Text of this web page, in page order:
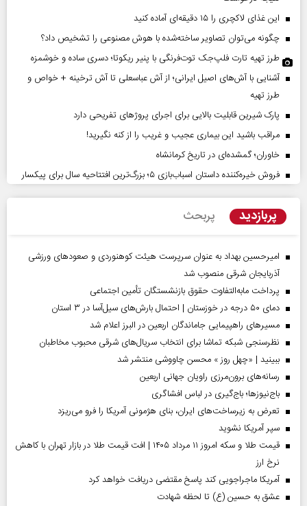
این غذای لاکچری را ۱۵ دقیقه‌ای آماده کنید
چگونه می‌توان تصاویر ساخته‌شده با هوش مصنوعی را تشخیص داد؟
طرز تهیه تارت فلپ‌جک توت‌فرنگی با پنیر ریکوتا؛ دسری ساده و خوشمزه
آشنایی با آش‌های اصیل ایرانی؛ از آش عباسعلی تا آش ترخینه + خواص و
طرز تهیه
پارک شیرین قابلیت‌ بالایی برای اجرای پروژهای تفریحی دارد
مراقب باشید این بیماری عجیب و غریب را از کنه نگیرید!
خاوران؛ گمشده‌ای در تاریخ کرمانشاه
فروش خیره‌کننده داستان اسباب‌بازی ۵؛ بزرگ‌ترین افتتاحیه سال برای پیکسار
پربازدید پربحث
امیرحسین بهداد به عنوان سرپرست هیئت کوهنوردی و صعودهای ورزشی
آذربایجان شرقی منصوب شد
پرداخت مابه‌التفاوت حقوق بازنشستگان تأمین اجتماعی
دمای ۵۰ درجه در خوزستان | احتمال بارش‌های سیل‌آسا در ۳ استان
مسیر‌های راهپیمایی جاماندگان اربعین در البرز اعلام شد
نظرسنجی شبکه تماشا برای انتخاب سریال‌های شرقی محبوب مخاطبان
ببینید | «چهل روز » محسن چاووشی منتشر شد
رسانه‌های برون‌مرزی راویان جهانی اربعین
باج‌نیوزها؛ باج‌گیری در لباس افشاگری
تعرض به زیرساخت‌های ایران، بنای هژمونی آمریکا را فرو می‌ریزد
سپر آمریکا نشوید
قیمت طلا و سکه امروز ۱۱ مرداد ۱۴۰۵ | افت قیمت طلا در بازار تهران با کاهش
نرخ ارز
آمریکا ماجراجویی کند پاسخ مقتضی دریافت خواهد کرد
عشق به حسین (ع) تا لحظه شهادت